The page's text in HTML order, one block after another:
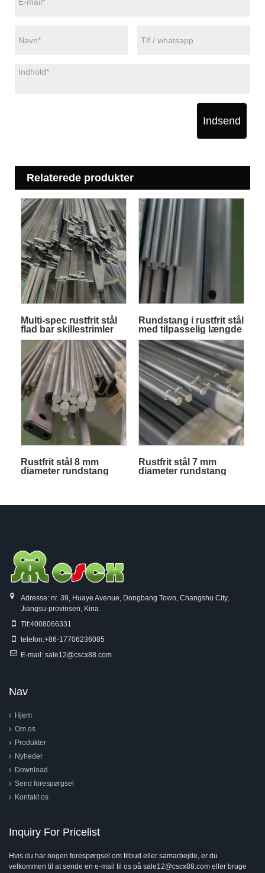
Indsend
Relaterede produkter
Multi-spec rustfrit stål
flad bar skillestrimler
Rundstang i rustfrit stål
med tilpasselig længde
Rustfrit stål 8 mm
diameter rundstang
Rustfrit stål 7 mm
diameter rundstang
Adresse: nr. 39, Huaye Avenue, Dongbang Town, Changshu City,
Jiangsu-provinsen, Kina
Tlf:4008066331
telefon:+86-17706236085
E-mail: sale12@cscx88.com
Nav
Hjem
Om os
Produkter
Nyheder
Download
Send forespørgsel
Kontakt os
Inquiry For Pricelist
Hvis du har nogen forespørgsel om tilbud eller samarbejde, er du
velkommen til at sende en e-mail til os på sale12@cscx88.com eller bruge